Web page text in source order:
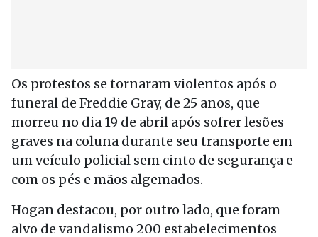
Os protestos se tornaram violentos após o
funeral de Freddie Gray, de 25 anos, que
morreu no dia 19 de abril após sofrer lesões
graves na coluna durante seu transporte em
um veículo policial sem cinto de segurança e
com os pés e mãos algemados.
Hogan destacou, por outro lado, que foram
alvo de vandalismo 200 estabelecimentos